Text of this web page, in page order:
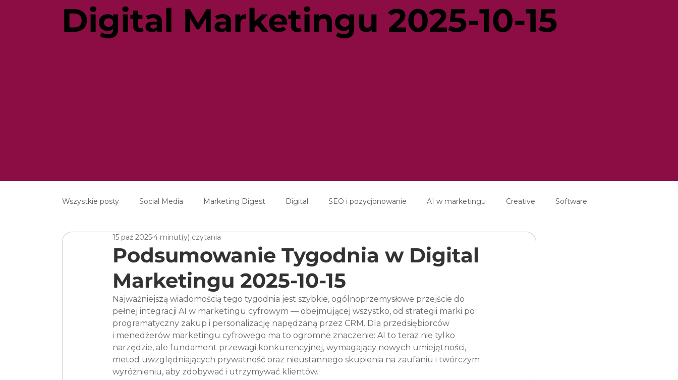
Digital Marketingu 2025-10-15
Wszystkie posty Social Media Marketing Digest Digital SEO i pozycjonowanie AI w marketingu Creative Software
Content Marketing Education
Podsumowanie Tygodnia w Digital
Marketingu 2025-10-15
15 paź 20254 minut(y) czytania
Najważniejszą wiadomością tego tygodnia jest szybkie, ogólnoprzemysłowe przejście do
pełnej integracji AI w marketingu cyfrowym — obejmującej wszystko, od strategii marki po
programatyczny zakup i personalizację napędzaną przez CRM. Dla przedsiębiorców
i menedżerów marketingu cyfrowego ma to ogromne znaczenie: AI to teraz nie tylko
narzędzie, ale fundament przewagi konkurencyjnej, wymagający nowych umiejętności,
metod uwzględniających prywatność oraz nieustannego skupienia na zaufaniu i twórczym
wyróżnieniu, aby zdobywać i utrzymywać klientów.